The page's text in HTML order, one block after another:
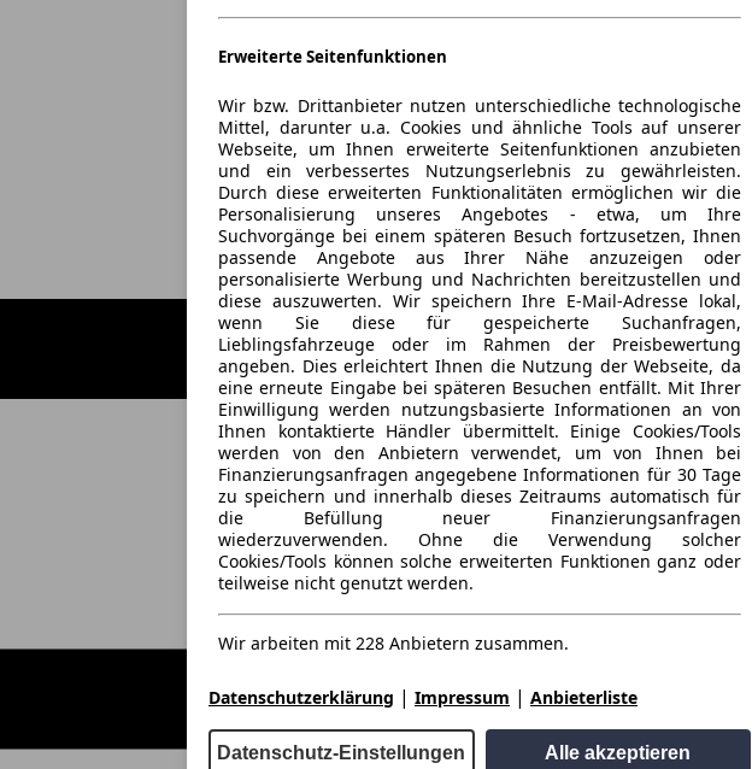
Erweiterte Seitenfunktionen
Wir bzw. Drittanbieter nutzen unterschiedliche technologische
Mittel, darunter u.a. Cookies und ähnliche Tools auf unserer
Webseite, um Ihnen erweiterte Seitenfunktionen anzubieten
und ein verbessertes Nutzungserlebnis zu gewährleisten.
Durch diese erweiterten Funktionalitäten ermöglichen wir die
Personalisierung unseres Angebotes - etwa, um Ihre
Suchvorgänge bei einem späteren Besuch fortzusetzen, Ihnen
passende Angebote aus Ihrer Nähe anzuzeigen oder
personalisierte Werbung und Nachrichten bereitzustellen und
diese auszuwerten. Wir speichern Ihre E-Mail-Adresse lokal,
wenn Sie diese für gespeicherte Suchanfragen,
Lieblingsfahrzeuge oder im Rahmen der Preisbewertung
angeben. Dies erleichtert Ihnen die Nutzung der Webseite, da
eine erneute Eingabe bei späteren Besuchen entfällt. Mit Ihrer
Einwilligung werden nutzungsbasierte Informationen an von
Ihnen kontaktierte Händler übermittelt. Einige Cookies/Tools
werden von den Anbietern verwendet, um von Ihnen bei
Finanzierungsanfragen angegebene Informationen für 30 Tage
zu speichern und innerhalb dieses Zeitraums automatisch für
die Befüllung neuer Finanzierungsanfragen
wiederzuverwenden. Ohne die Verwendung solcher
Cookies/Tools können solche erweiterten Funktionen ganz oder
teilweise nicht genutzt werden.
Wir arbeiten mit 228 Anbietern zusammen.
Datenschutzerklärung | Impressum | Anbieterliste
Datenschutz-Einstellungen Alle akzeptieren